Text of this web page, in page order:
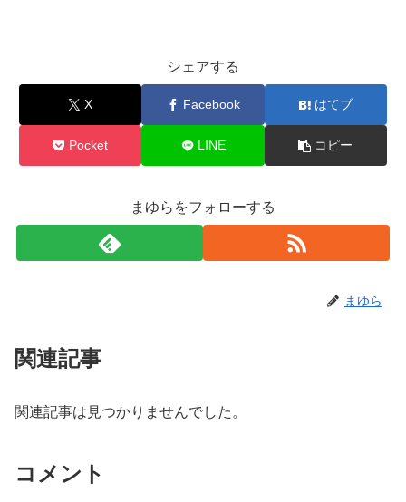
シェアする
X Facebook はてブ
Pocket LINE コピー
まゆらをフォローする
まゆら
関連記事
関連記事は見つかりませんでした。
コメント